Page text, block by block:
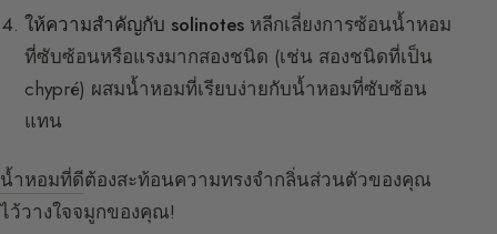
ให้ความสำคัญกับ solinotes หลีกเลี่ยงการซ้อนน้ำหอม
ที่ซับซ้อนหรือแรงมากสองชนิด (เช่น สองชนิดที่เป็น
chypré) ผสมน้ำหอมที่เรียบง่ายกับน้ำหอมที่ซับซ้อน
แทน
น้ำหอมที่ดีต้องสะท้อนความทรงจำกลิ่นส่วนตัวของคุณ
ไว้วางใจจมูกของคุณ!